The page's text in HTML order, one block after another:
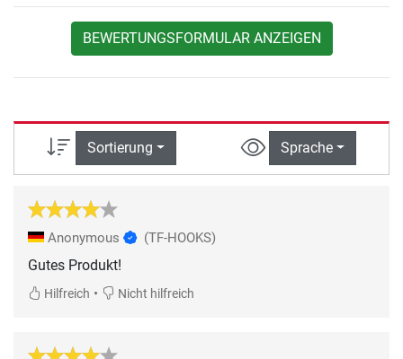
BEWERTUNGSFORMULAR ANZEIGEN
Sortierung Sprache
Anonymous (TF-HOOKS)
Gutes Produkt!
Hilfreich • Nicht hilfreich